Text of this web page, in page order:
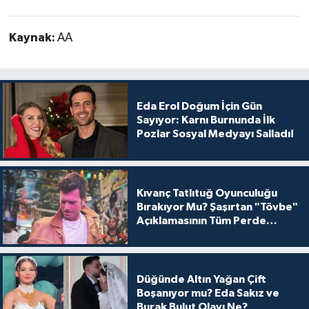
Kaynak: AA
Eda Erol Doğum İçin Gün
Sayıyor: Karnı Burnunda İlk
Pozlar Sosyal Medyayı Salladı!
Kıvanç Tatlıtuğ Oyunculuğu
Bırakıyor Mu? Şaşırtan "Tövbe"
Açıklamasının Tüm Perde
Düğünde Altın Yağan Çift
Boşanıyor mu? Eda Sakız ve